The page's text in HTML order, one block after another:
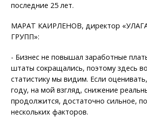
последние 25 лет.
МАРАТ КАИРЛЕНОВ, директор
ГРУПП»:
- Бизнес не повышал заработные
штаты сокращались, поэтому здесь
статистику мы видим. Если
году, на мой взгляд, снижение
продолжится, достаточно сильное,
нескольких факторов.